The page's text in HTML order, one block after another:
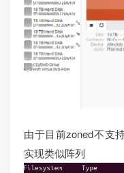
由于目前zoned不支
实现类似阵列